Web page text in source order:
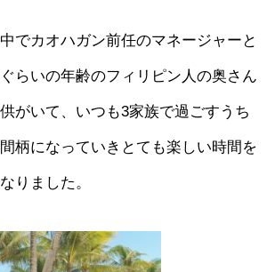
でカオハガン前任のマネージャーと
らいの年齢のフィリピン人の奥さん
がいて、いつも3家族で過ごすうち
柄になっていきとても楽しい時間を
りました。